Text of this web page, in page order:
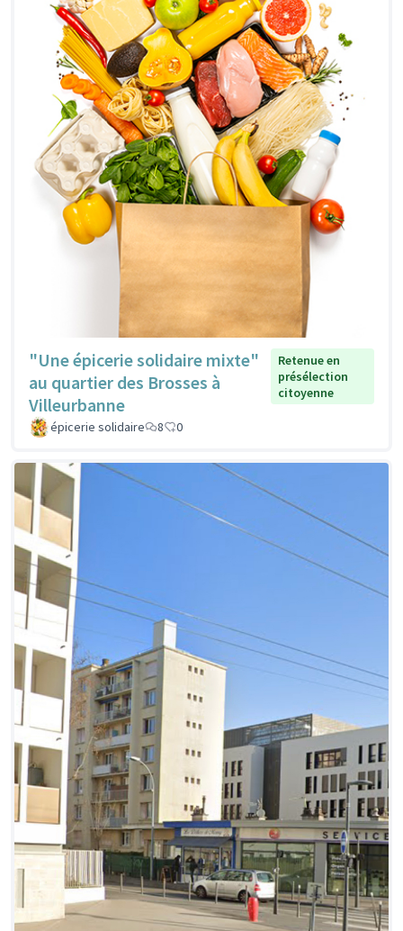
"Une épicerie solidaire mixte"
au quartier des Brosses à
Villeurbanne
Retenue en
présélection
citoyenne
épicerie solidaire 8 0